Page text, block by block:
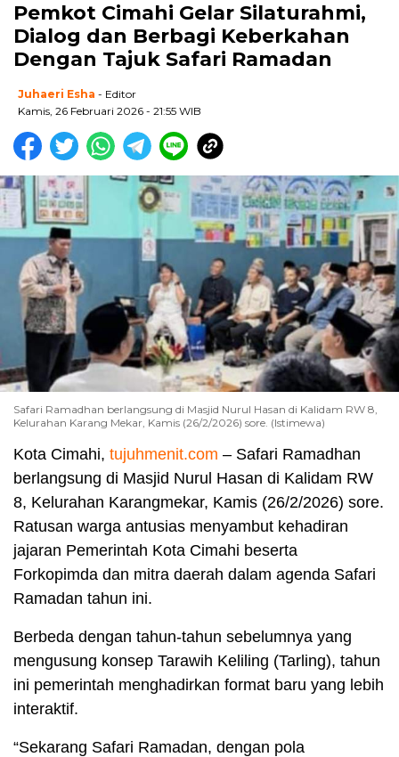
Pemkot Cimahi Gelar Silaturahmi,
Dialog dan Berbagi Keberkahan
Dengan Tajuk Safari Ramadan
Juhaeri Esha - Editor
Kamis, 26 Februari 2026 - 21:55 WIB
Safari Ramadhan berlangsung di Masjid Nurul Hasan di Kalidam RW 8,
Kelurahan Karang Mekar, Kamis (26/2/2026) sore. (Istimewa)
Kota Cimahi, tujuhmenit.com – Safari Ramadhan
berlangsung di Masjid Nurul Hasan di Kalidam RW
8, Kelurahan Karangmekar, Kamis (26/2/2026) sore.
Ratusan warga antusias menyambut kehadiran
jajaran Pemerintah Kota Cimahi beserta
Forkopimda dan mitra daerah dalam agenda Safari
Ramadan tahun ini.
Berbeda dengan tahun-tahun sebelumnya yang
mengusung konsep Tarawih Keliling (Tarling), tahun
ini pemerintah menghadirkan format baru yang lebih
interaktif.
“Sekarang Safari Ramadan, dengan pola